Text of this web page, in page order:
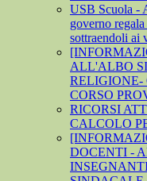
USB Scuola -
governo
sottraendoli ai
ALL'ALBO
RELIGIONE-
CORSO
RICORSI
CALCOLO
DOCENTI -